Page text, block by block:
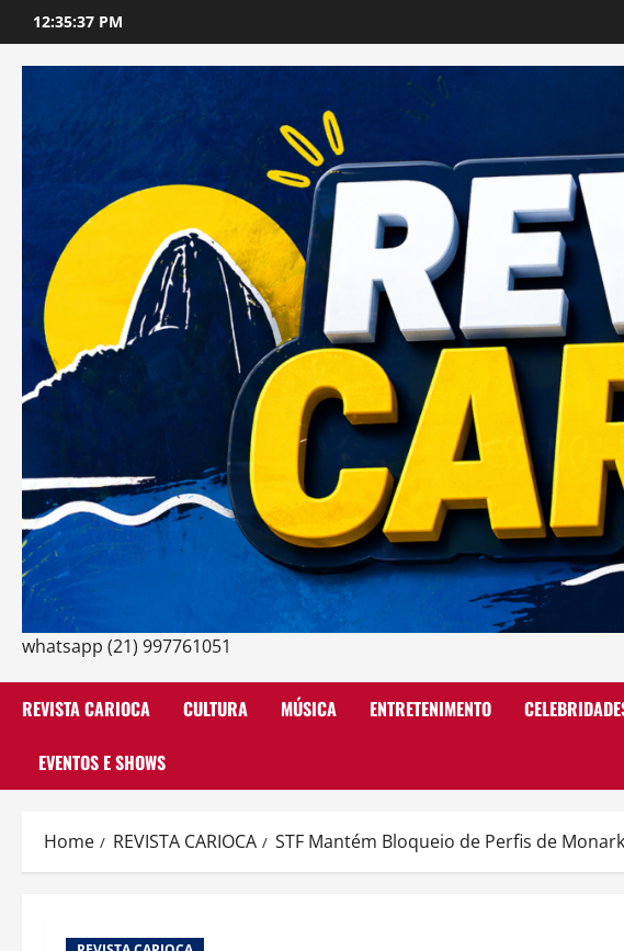
to
content
12:35:39 PM
whatsapp (21) 997761051
REVISTA CARIOCA CULTURA MÚSICA ENTRETENIMENTO
EVENTOS E SHOWS
Home REVISTA CARIOCA STF Mantém Bloqueio de Perfis de